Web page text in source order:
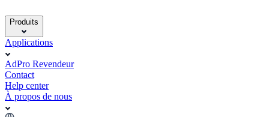
Produits
Applications
AdPro Revendeur
Contact
Help center
À propos de nous